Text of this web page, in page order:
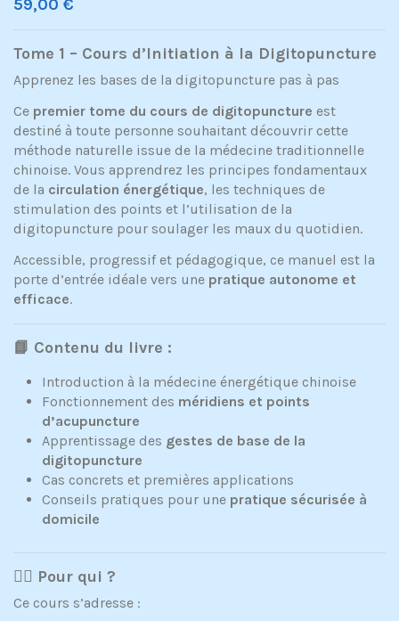
59,00 €
Tome 1 – Cours d’Initiation à la Digitopuncture
Apprenez les bases de la digitopuncture pas à pas
Ce premier tome du cours de digitopuncture est
destiné à toute personne souhaitant découvrir cette
méthode naturelle issue de la médecine traditionnelle
chinoise. Vous apprendrez les principes fondamentaux
de la circulation énergétique, les techniques de
stimulation des points et l’utilisation de la
digitopuncture pour soulager les maux du quotidien.
Accessible, progressif et pédagogique, ce manuel est la
porte d’entrée idéale vers une pratique autonome et
efficace.
📘 Contenu du livre :
Introduction à la médecine énergétique chinoise
Fonctionnement des méridiens et points
d’acupuncture
Apprentissage des gestes de base de la
digitopuncture
Cas concrets et premières applications
Conseils pratiques pour une pratique sécurisée à
domicile
🧘‍♀️ Pour qui ?
Ce cours s’adresse :